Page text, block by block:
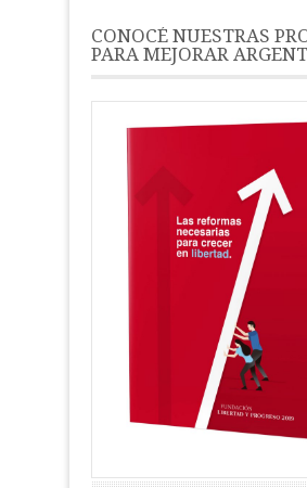
CONOCÉ NUESTRAS
PARA MEJORAR